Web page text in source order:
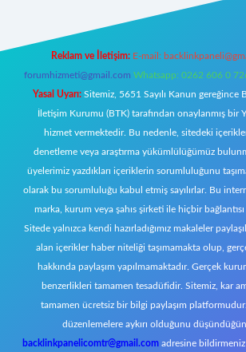
Reklam ve İletişim: E-mail:
forumhizmeti@gmail.com Whatsapp: 0262 606 0
Yasal Uyarı: Sitemiz, 5651 Sayılı Kanun gereğince
İletişim Kurumu (BTK) tarafından onaylanmış bir
hizmet vermektedir. Bu nedenle, sitedeki
denetleme veya araştırma yükümlülüğümüz
üyelerimiz yazdıkları içeriklerin sorumluluğunu
olarak bu sorumluluğu kabul etmiş sayılırlar. Bu
marka, kurum veya şahıs şirketi ile hiçbir
Sitede yalnızca kendi hazırladığımız makaleler
alan içerikler haber niteliği taşımamakta olup,
hakkında paylaşım yapılmamaktadır. Gerçek
benzerlikleri tamamen tesadüfidir. Sitemiz, kar
tamamen ücretsiz bir bilgi paylaşım
düzenlemelere aykırı olduğunu
backlinkpanelicomtr@gmail.com adresine